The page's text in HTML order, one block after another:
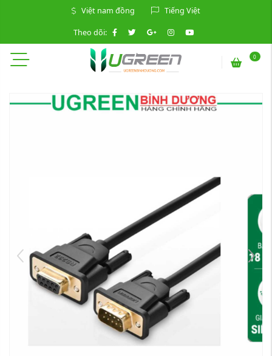
Việt nam đồng Tiếng Việt
Theo dõi:
0